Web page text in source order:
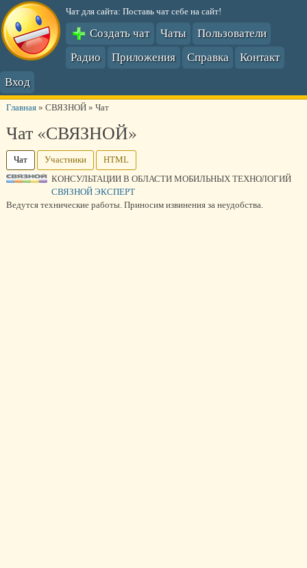
Чат для сайта: Поставь чат себе на сайт!
Создать чат Чаты
Пользователи
Радио
Приложения Справка
Контакт
Вход
Главная» СВЯЗНОЙ» Чат
Чат «СВЯЗНОЙ»
Чат Участники
HTML
КОНСУЛЬТАЦИИ В ОБЛАСТИ МОБИЛЬНЫХ ТЕХНОЛОГИЙ
СВЯЗНОЙ ЭКСПЕРТ